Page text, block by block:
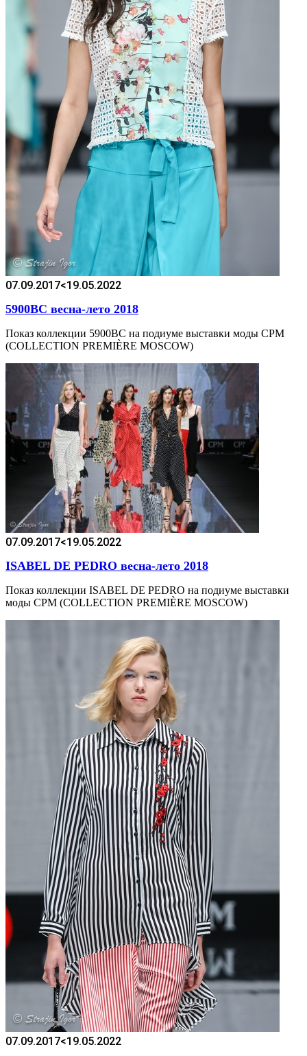
07.09.2017<19.05.2022
5900BC весна-лето 2018
Показ коллекции 5900BC на подиуме выставки моды CPM
(COLLECTION PREMIÈRE MOSCOW)
07.09.2017<19.05.2022
ISABEL DE PEDRO весна-лето 2018
Показ коллекции ISABEL DE PEDRO на подиуме выставки
моды CPM (COLLECTION PREMIÈRE MOSCOW)
07.09.2017<19.05.2022